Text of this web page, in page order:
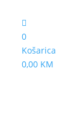
0
Košarica
0,00 KM